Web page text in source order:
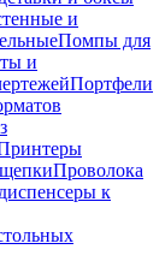
и
Помпы для
и
Портфели
Проволока
к